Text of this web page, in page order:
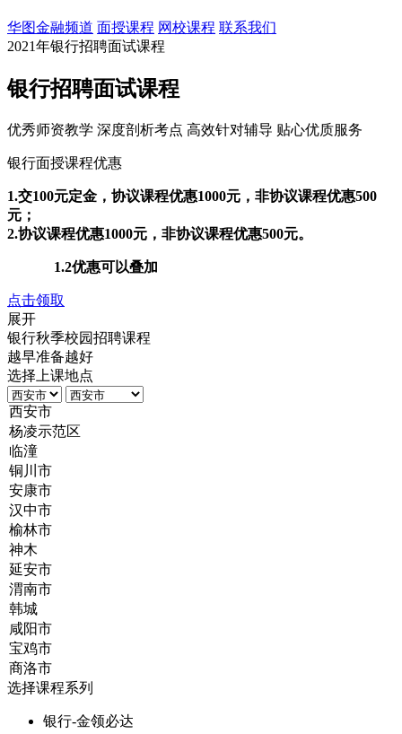
华图金融频道 面授课程 网校课程 联系我们
2021年银行招聘面试课程
银行招聘面试课程
优秀师资教学 深度剖析考点 高效针对辅导 贴心优质服务
银行面授课程优惠
1.交100元定金，协议课程优惠1000元，非协议课程优惠500
元；
2.协议课程优惠1000元，非协议课程优惠500元。
1.2优惠可以叠加
点击领取
展开
银行秋季校园招聘课程
越早准备越好
选择上课地点
选择课程系列
银行-金领必达